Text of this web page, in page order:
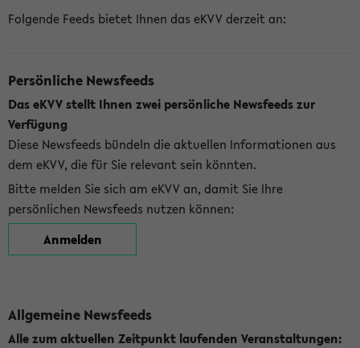
Folgende Feeds bietet Ihnen das eKVV derzeit an:
Persönliche Newsfeeds
Das eKVV stellt Ihnen zwei persönliche Newsfeeds zur
Verfügung
Diese Newsfeeds bündeln die aktuellen Informationen aus
dem eKVV, die für Sie relevant sein könnten.
Bitte melden Sie sich am eKVV an, damit Sie Ihre
persönlichen Newsfeeds nutzen können:
Anmelden
Allgemeine Newsfeeds
Alle zum aktuellen Zeitpunkt laufenden Veranstaltungen: